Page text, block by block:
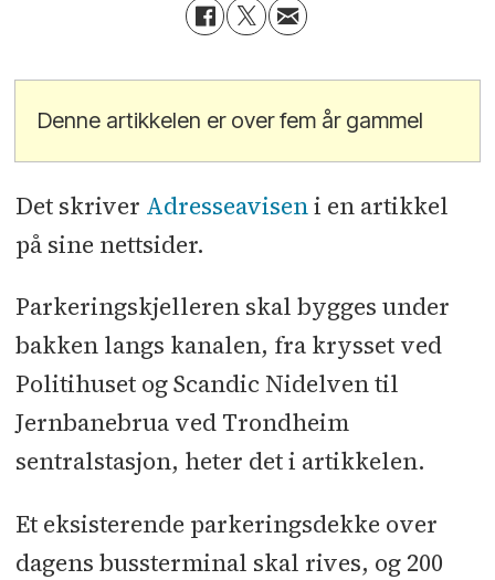
Denne artikkelen er over fem år gammel
Det skriver Adresseaviseni en artikkel
på sine nettsider.
Parkeringskjelleren skal bygges under
bakken langs kanalen, fra krysset ved
Politihuset og Scandic Nidelven til
Jernbanebrua ved Trondheim
sentralstasjon, heter det i artikkelen.
Et eksisterende parkeringsdekke over
dagens bussterminal skal rives, og 200